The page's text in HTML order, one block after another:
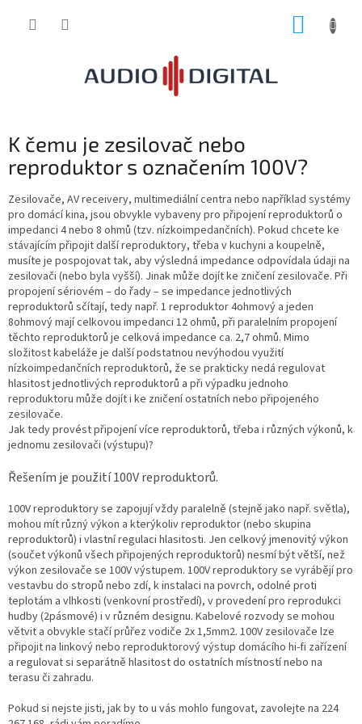
K čemu je zesilovač nebo
reproduktor s označením 100V?
Zesilovače, AV receivery, multimediální centra nebo například systémy
pro domácí kina, jsou obvykle vybaveny pro připojení reproduktorů o
impedanci 4 nebo 8 ohmů (tzv. nízkoimpedančních). Pokud chcete ke
stávajícím připojit další reproduktory, třeba v kuchyni a koupelně,
musíte je pospojovat tak, aby výsledná impedance odpovídala údaji na
zesilovači (nebo byla vyšší). Jinak může dojít ke zničení zesilovače. Při
propojení sériovém – do řady – se impedance jednotlivých
reproduktorů sčítají, tedy např. 1 reproduktor 4ohmový a jeden
8ohmový mají celkovou impedanci 12 ohmů, při paralelním propojení
těchto reproduktorů je celková impedance ca. 2,7 ohmů. Mimo
složitost kabeláže je další podstatnou nevýhodou využití
nízkoimpedančních reproduktorů, že se prakticky nedá regulovat
hlasitost jednotlivých reproduktorů a při výpadku jednoho
reproduktoru může dojít i ke zničení ostatních nebo připojeného
zesilovače.
Jak tedy provést připojení více reproduktorů, třeba i různých výkonů, k
jednomu zesilovači (výstupu)?
Řešením je použití 100V reproduktorů.
100V reproduktory se zapojují vždy paralelně (stejně jako např. světla),
mohou mít různý výkon a kterýkoliv reproduktor (nebo skupina
reproduktorů) i vlastní regulaci hlasitosti. Jen celkový jmenovitý výkon
(součet výkonů všech připojených reproduktorů) nesmí být větší, než
výkon zesilovače se 100V výstupem. 100V reproduktory se vyrábějí pro
vestavbu do stropů nebo zdí, k instalaci na povrch, odolné proti
teplotám a vlhkosti (venkovní prostředí), v provedení pro reprodukci
hudby (2pásmové) i v různém designu. Kabelové rozvody se mohou
větvit a obvykle stačí průřez vodiče 2x 1,5mm2. 100V zesilovače lze
připojit na linkový nebo reproduktorový výstup domácího hi-fi zařízení
a regulovat si separátně hlasitost do ostatních místností nebo na
terasu či zahradu.
Pokud si nejste jisti, jak by to u vás mohlo fungovat, zavolejte na 224